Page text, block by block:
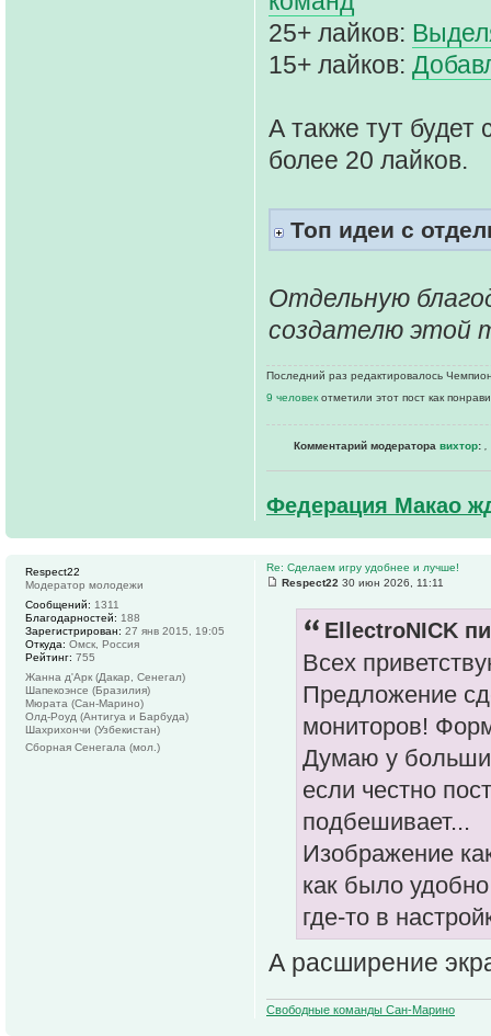
25+ лайков:
15+ лайков:
А также тут
более 20 лайков.
Топ идеи с
Отдельную
создателю этой
Последний раз редактировалось
9 человек отметили этот пост как
Комментарий модератора вихтор:
Федерация Макао
Re: Сделаем игру удобнее и лучше!
Respect22 30 июн 2026, 11:11
EllectroNICK
Всех
Предложение
мониторов!
Думаю у
если честно
подбешивает...
Изображение
как было
где-то в
А расширение
Свободные команды Сан-Марино
Respect22
Модератор молодежи
Сообщений: 1311
Благодарностей: 188
Зарегистрирован: 27 янв 2015, 19:05
Откуда: Омск, Россия
Рейтинг: 755
Жанна д'Арк (Дакар, Сенегал)
Шапекоэнсе (Бразилия)
Мюрата (Сан-Марино)
Олд-Роуд (Антигуа и Барбуда)
Шахрихончи (Узбекистан)
Сборная Сенегала (мол.)